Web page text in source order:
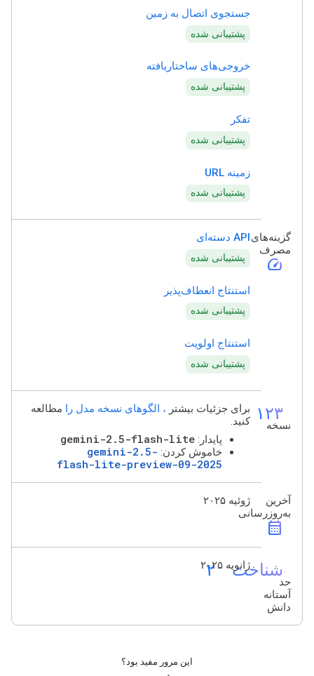
جستجوی اتصال به زمین
پشتیبانی شده
خروجی‌های ساختاریافته
پشتیبانی شده
تفکر
پشتیبانی شده
زمینه URL
پشتیبانی شده
گزینه‌های
مصرف
speed
API دسته‌ای
پشتیبانی شده
استنتاج انعطاف‌پذیر
پشتیبانی شده
استنتاج اولویت
پشتیبانی شده
۱۲۳
نسخه
برای جزئیات بیشتر ، الگوهای نسخه مدل را مطالعه
کنید.
پایدار: gemini-2.5-flash-lite
خاموش کردن: gemini-2.5-
flash-lite-preview-09-2025
آخرین
به‌روزرسانی
calendar_month
ژوئیه ۲۰۲۵
شناخت_۲
حد
آستانه
دانش
ژانویه ۲۰۲۵
این مرور مفید بود؟